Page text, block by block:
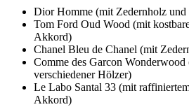
Dior Homme (mit Zedernholz
Tom Ford Oud Wood (mit
Akkord)
Chanel Bleu de Chanel (mit
Comme des Garcon
verschiedener Hölzer)
Le Labo Santal 33 (mit
Akkord)